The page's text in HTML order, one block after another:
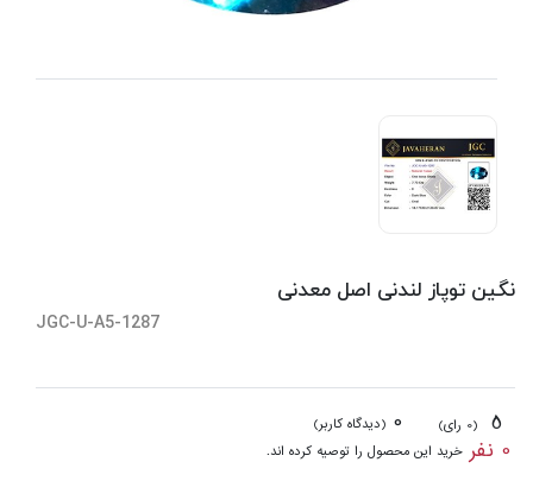
نگین توپاز لندنی اصل معدنی
JGC-U-A5-1287
(0 رای) 0 (دیدگاه کاربر)
0 نفر خرید این محصول را توصیه کرده اند.